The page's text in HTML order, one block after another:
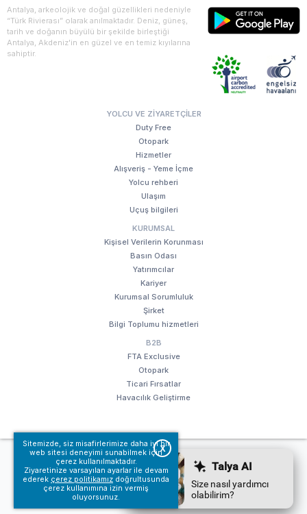
Sitemizde, siz misafirlerimize daha iyi bir
web sitesi deneyimi sunabilmek için
çerez kullanılmaktadır.
Ziyaretinize varsayılan ayarlar ile devam
ederek çerez politikamız doğrultusunda
çerez kullanımına izin vermiş
oluyorsunuz.
X
Antalya, arkeolojik ve doğal güzellikleri nedeniyle
“Türk Rivierası” olarak anılmaktadır. Deniz, güneş,
tarih ve doğanın büyülü bir şekilde birleştiği
Antalya, Akdeniz'in en güzel ve en temiz kıyılarına
sahiptir.
YOLCU VE ZIYARETÇILER
Duty Free
Otopark
Hizmetler
Alışveriş - Yeme İçme
Yolcu rehberi
Ulaşım
Uçuş bilgileri
KURUMSAL
Kişisel Verilerin Korunması
Basın Odası
Yatırımcılar
Kariyer
Kurumsal Sorumluluk
Şirket
Bilgi Toplumu hizmetleri
B2B
FTA Exclusive
Otopark
Ticari Fırsatlar
Havacılık Geliştirme
© Fraport TAV Antalya Havalimanı, 2018. Tüm hakları saklıdır.
Kullanım koşullarımız
Bilgi Toplumu hizmetleri